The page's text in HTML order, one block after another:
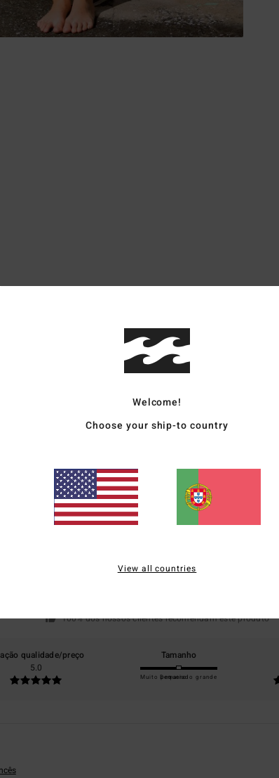
Pontuação média
5.0/5
100% dos nossos clientes recomendam este produto
qualidade/preço
5.0
Tamanho
Muito pequeno
Demasiado grande
Welcome!
Choose your ship-to country
View all countries